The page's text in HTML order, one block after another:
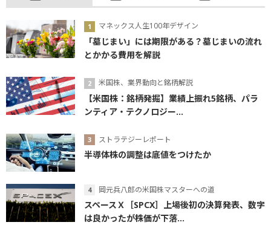
マネックス人生100年デザイン
「墓じまい」には期限がある？墓じまいの流れ
とかかる費用を解説
米国株、業界動向と銘柄解説
【米国株：銘柄発掘】業績上振れ5銘柄、パラ
ンティア・テクノロジー...
ストラテジーレポート
半導体株の調整は底値をつけたか
岡元兵八郎の米国株マスターへの道
スペースＸ［SPCX］上場後初の決算発表、数字
は良かったが株価が下落...